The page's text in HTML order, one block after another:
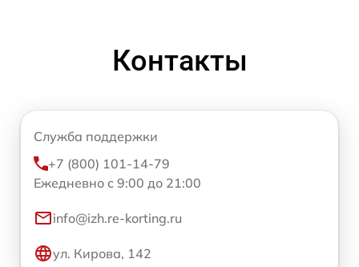
Контакты
Служба поддержки
+7 (800) 101-14-79
Ежедневно с 9:00 до 21:00
info@izh.re-korting.ru
ул. Кирова, 142